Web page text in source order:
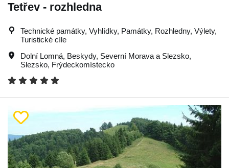
Tetřev - rozhledna
Technické památky, Vyhlídky, Památky, Rozhledny, Výlety,
Turistické cíle
Dolní Lomná, Beskydy, Severní Morava a Slezsko,
Slezsko, Frýdeckomístecko